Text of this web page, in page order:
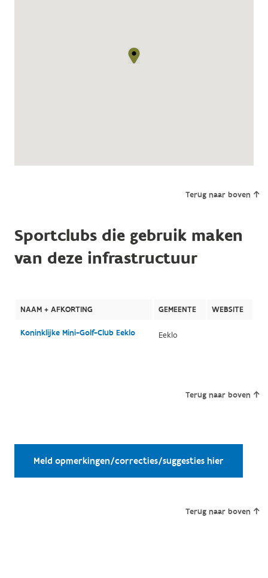
Terug naar boven
Sportclubs die gebruik maken
van deze infrastructuur
NAAM + AFKORTING GEMEENTE WEBSITE
Koninklijke Mini-Golf-Club Eeklo Eeklo
Terug naar boven
Meld opmerkingen/correcties/suggesties hier
Terug naar boven